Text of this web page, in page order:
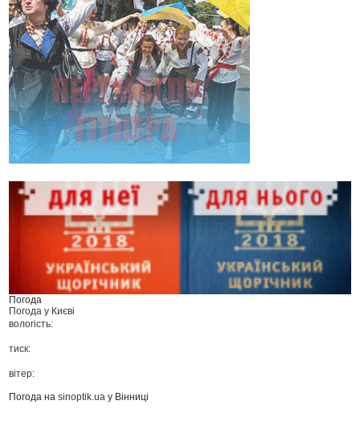
Погода
Погода у Києві
вологість:
тиск:
вітер:
Погода наsinoptik.ua у Вінниці